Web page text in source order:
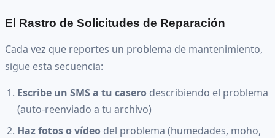
El Rastro de Solicitudes de Reparación
Cada vez que reportes un problema de mantenimiento,
sigue esta secuencia:
Escribe un SMS a tu casero describiendo el problema
(auto-reenviado a tu archivo)
Haz fotos o vídeo del problema (humedades, moho,